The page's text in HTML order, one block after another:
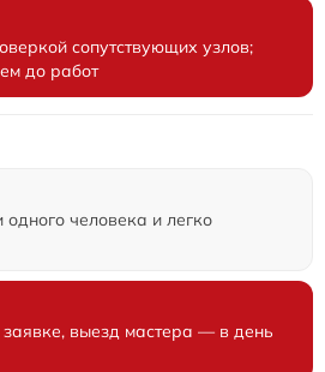
сопутствующих узлов;
до работ
одного человека и легко
выезд мастера — в день